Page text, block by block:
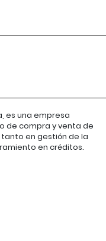
es una empresa
de compra y venta de
en gestión de la
en créditos.